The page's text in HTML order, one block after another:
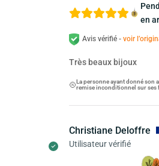
en
Avis vérifié - voir
Très beaux bijoux
La personne ayant donné son
remise inconditionnel sur ses
Christiane Deloffre
Utilisateur vérifié